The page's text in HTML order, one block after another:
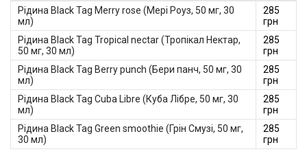
смак.
Доступні ціни. У нашому магазині ви можете купити
блек-тег за доступною ціною, а також скористатися
спеціальними пропозиціями для оптових покупців.
Зручність замовлення. Процес замовлення на нашому
сайті простий та інтуїтивно зрозумілий. Ви можете
замовити блек-тег в Україні з доставкою в будь-який
Як замовити рідини Black Tag?
Перейдіть до розділу з рідинами Black Tag на нашому
сайті hardsmoke.online.
Виберіть аромати, що сподобалися, і додайте їх в кошик.
Оформіть замовлення, вказавши свої контактні дані та
Рідина Black Tag Merry rose (Мері Роуз, 50 мг, 30
мл)
285
грн
Рідина Black Tag Tropical nectar (Тропікал Нектар,
50 мг, 30 мл)
285
грн
Рідина Black Tag Berry punch (Бери панч, 50 мг, 30
мл)
285
грн
Рідина Black Tag Cuba Libre (Куба Лібре, 50 мг, 30
мл)
285
грн
Рідина Black Tag Green smoothie (Грін Смузі, 50 мг,
30 мл)
285
грн